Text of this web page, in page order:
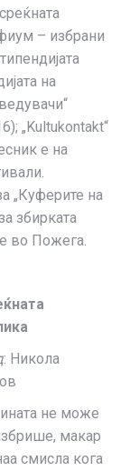
– избрани
на
„Kultukontakt“
е на
„Куферите на
збирката
во Пожега.
: Никола
не може
макар
смисла кога